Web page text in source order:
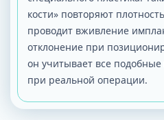
кости» повторяют
проводит вживление
отклонение при
он учитывает все
при реальной операции.